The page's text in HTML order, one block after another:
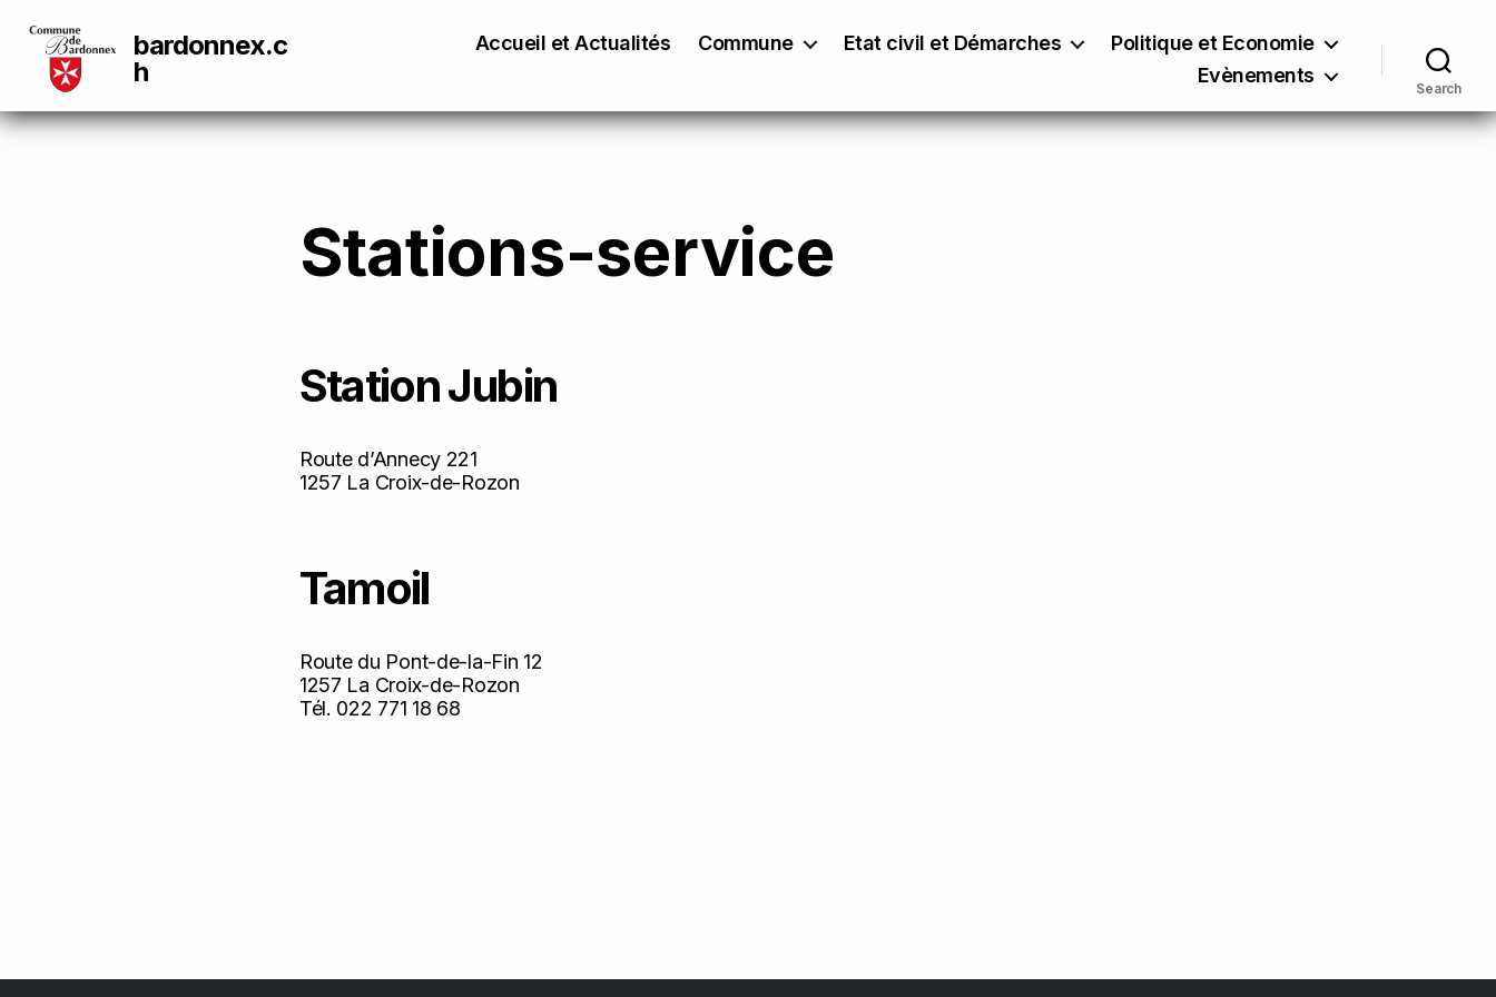
bardonnex.c
h
Accueil et Actualités Commune Etat civil et Démarches
Politique et Economie
Evènements
Search
Stations-service
Station Jubin
Route d’Annecy 221
1257 La Croix-de-Rozon
Tamoil
Route du Pont-de-la-Fin 12
1257 La Croix-de-Rozon
Tél. 022 771 18 68